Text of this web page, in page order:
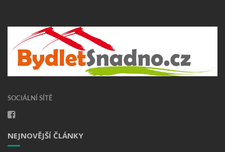
SOCIÁLNÍ SÍTĚ
NEJNOVĚJŠÍ ČLÁNKY